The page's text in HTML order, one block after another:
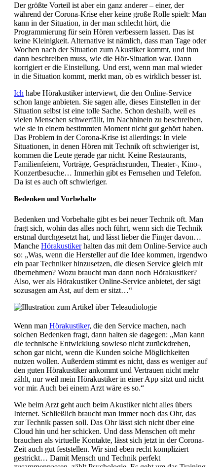
Der größte Vorteil ist aber ein ganz anderer – einer, der
während der Corona-Krise eher keine große Rolle spielt: Man
kann in der Situation, in der man schlecht hört, die
Programmierung für sein Hören verbessern lassen. Das ist
keine Kleinigkeit. Alternative ist nämlich, dass man Tage oder
Wochen nach der Situation zum Akustiker kommt, und ihm
dann beschreiben muss, wie die Hör-Situation war. Dann
korrigiert er die Einstellung. Und erst, wenn man mal wieder
in die Situation kommt, merkt man, ob es wirklich besser ist.
Ich habe Hörakustiker interviewt, die den Online-Service
schon lange anbieten. Sie sagen alle, dieses Einstellen in der
Situation selbst ist eine tolle Sache. Schon deshalb, weil es
vielen Menschen schwerfällt, im Nachhinein zu beschreiben,
wie sie in einem bestimmten Moment nicht gut gehört haben.
Das Problem in der Corona-Krise ist allerdings: In viele
Situationen, in denen Hören mit Technik oft schwieriger ist,
kommen die Leute gerade gar nicht. Keine Restaurants,
Familienfeiern, Vorträge, Gesprächsrunden, Theater-, Kino-,
Konzertbesuche… Immerhin gibt es Fernsehen und Telefon.
Da ist es auch oft schwieriger.
Bedenken und Vorbehalte
Bedenken und Vorbehalte gibt es bei neuer Technik oft. Man
fragt sich, wohin das alles noch führt, wenn sich die Technik
erstmal durchgesetzt hat, und lässt lieber die Finger davon…
Manche Hörakustikerhalten das mit dem Online-Service auch
so: „Was, wenn die Hersteller auf die Idee kommen, irgendwo
ein paar Techniker hinzusetzen, die diesen Service gleich mit
übernehmen? Wozu braucht man dann noch Hörakustiker?
Also, wer als Hörakustiker Online-Service anbietet, der sägt
sozusagen am Ast, auf dem er sitzt…“
Wenn man Hörakustiker, die den Service machen, nach
solchen Bedenken fragt, dann halten sie dagegen: „Man kann
die technische Entwicklung sowieso nicht zurückdrehen,
schon gar nicht, wenn die Kunden solche Möglichkeiten
nutzen wollen. Außerdem stimmt es nicht, dass es weniger auf
den guten Hörakustiker ankommt und Vertrauen nicht mehr
zählt, nur weil mein Hörakustiker in einer App sitzt und nicht
vor mir. Auch bei einem Arzt wäre es so.“
Wie beim Arzt geht auch beim Akustiker nicht alles übers
Internet. Schließlich braucht man immer noch das Ohr, das
zur Technik passen soll. Das Ohr lässt sich nicht über eine
Cloud hin und her schicken. Und dass Menschen oft mehr
brauchen als virtuelle Kontakte, lässt sich jetzt in der Corona-
Zeit auch gut feststellen. Wir sind eben recht kompliziert
gestrickt… Damit Mensch und Technik perfekt